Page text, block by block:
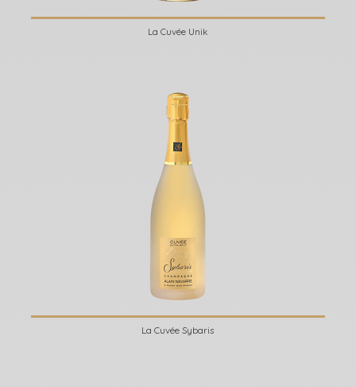
La Cuvée Unik
La Cuvée Sybaris